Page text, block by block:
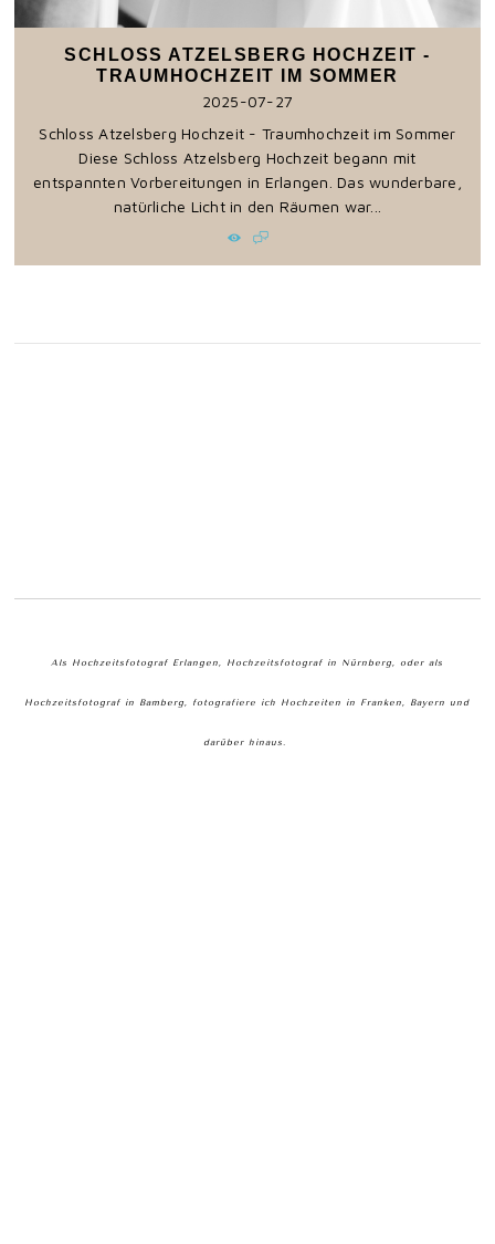
SCHLOSS ATZELSBERG HOCHZEIT -
TRAUMHOCHZEIT IM SOMMER
2025-07-27
Schloss Atzelsberg Hochzeit - Traumhochzeit im Sommer
Diese Schloss Atzelsberg Hochzeit begann mit
entspannten Vorbereitungen in Erlangen. Das wunderbare,
natürliche Licht in den Räumen war...
Als Hochzeitsfotograf Erlangen, Hochzeitsfotograf in Nürnberg, oder als
Hochzeitsfotograf in Bamberg, fotografiere ich Hochzeiten in Franken, Bayern und
darüber hinaus.